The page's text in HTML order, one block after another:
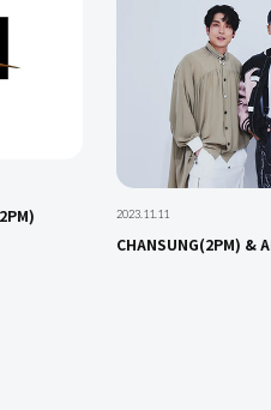
2023.11.11
CHANSUNG(2PM) &